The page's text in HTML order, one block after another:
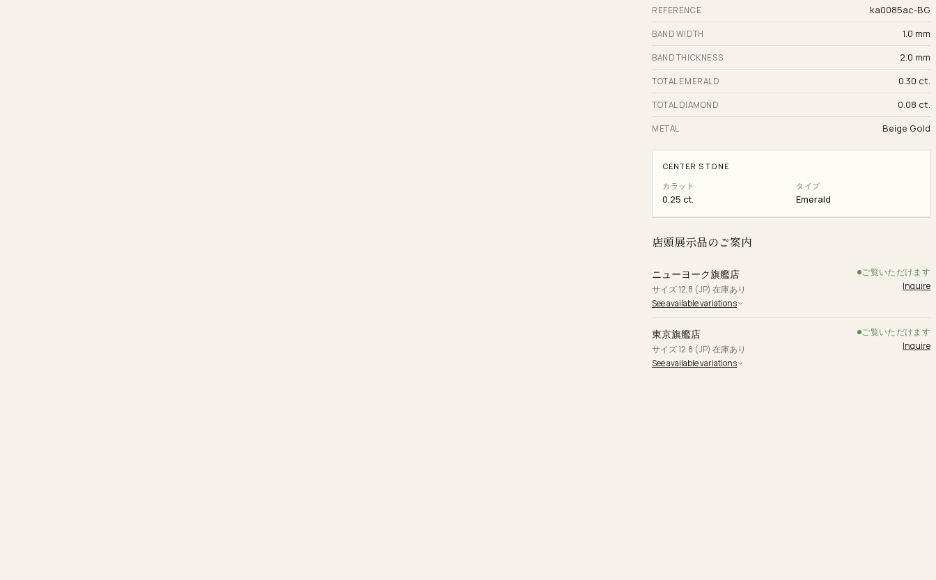
REFERENCE ka0085ac-BG
BAND WIDTH 1.0 mm
BAND THICKNESS 2.0 mm
TOTAL EMERALD 0.30 ct.
TOTAL DIAMOND 0.08 ct.
METAL Beige Gold
CENTER STONE
カラット
0.25 ct.
タイプ
Emerald
店頭展示品のご案内
ニューヨーク旗艦店
サイズ 12.8 (JP) 在庫あり
ご覧いただけます
Inquire
See available variations
東京旗艦店
サイズ 12.8 (JP) 在庫あり
ご覧いただけます
Inquire
See available variations